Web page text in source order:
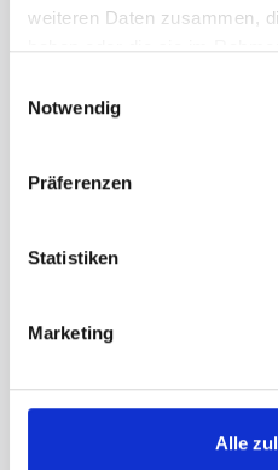
weiteren Daten zusammen,
haben oder die sie im
Notwendig
Präferenzen
Statistiken
Marketing
Alle
comunicación
Válvulas de proceso